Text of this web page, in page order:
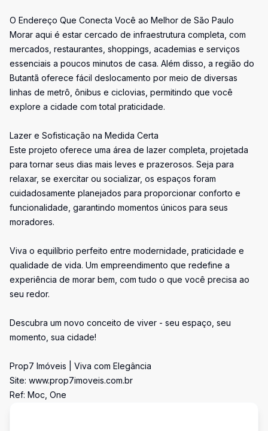
O Endereço Que Conecta Você ao Melhor de São Paulo
Morar aqui é estar cercado de infraestrutura completa, com
mercados, restaurantes, shoppings, academias e serviços
essenciais a poucos minutos de casa. Além disso, a região do
Butantã oferece fácil deslocamento por meio de diversas
linhas de metrô, ônibus e ciclovias, permitindo que você
explore a cidade com total praticidade.
Lazer e Sofisticação na Medida Certa
Este projeto oferece uma área de lazer completa, projetada
para tornar seus dias mais leves e prazerosos. Seja para
relaxar, se exercitar ou socializar, os espaços foram
cuidadosamente planejados para proporcionar conforto e
funcionalidade, garantindo momentos únicos para seus
moradores.
Viva o equilíbrio perfeito entre modernidade, praticidade e
qualidade de vida. Um empreendimento que redefine a
experiência de morar bem, com tudo o que você precisa ao
seu redor.
Descubra um novo conceito de viver - seu espaço, seu
momento, sua cidade!
Prop7 Imóveis | Viva com Elegância
Site: www.prop7imoveis.com.br
Ref: Moc, One